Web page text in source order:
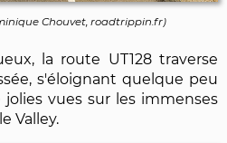
Chouvet , roadtrippin.fr)
la route UT128 traverse
s'éloignant quelque peu
vues sur les immenses
Valley.